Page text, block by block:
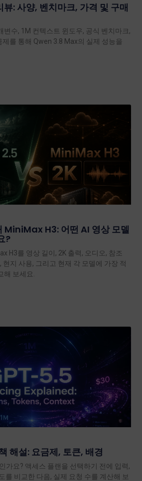
: 사양, 벤치마크, 가격 및 구매
변수, 1M 컨텍스트 윈도우, 공식 벤치마크,
제를 통해 Qwen 3.8 Max의 실제 성능을
H3: 어떤 AI 영상 모델
?
H3를 영상 길이, 2K 출력, 오디오, 참조
현지 사용, 그리고 현재 각 모델에 가장 적
해 보세요.
해설: 요금제, 토큰, 배경
가요? 액세스 플랜을 선택하기 전에 입력,
를 비교한 다음, 실제 요청 수를 계산해 보